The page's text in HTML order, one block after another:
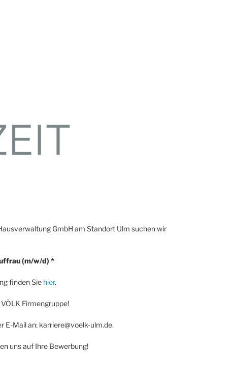
GmbH am Standort Ulm suchen wir
(m/w/d) *
finden Sie hier.
Firmengruppe!
E-Mail an: karriere@voelk-ulm.de.
uns auf Ihre Bewerbung!